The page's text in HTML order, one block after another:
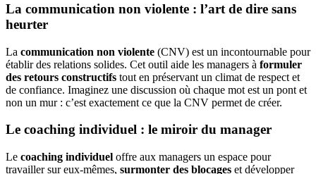
La communication non violente : l’art de dire sans
heurter
La communication non violente (CNV) est un incontournable pour
établir des relations solides. Cet outil aide les managers à formuler
des retours constructifs tout en préservant un climat de respect et
de confiance. Imaginez une discussion où chaque mot est un pont et
non un mur : c’est exactement ce que la CNV permet de créer.
Le coaching individuel : le miroir du manager
Le coaching individuel offre aux managers un espace pour
travailler sur eux-mêmes, surmonter des blocages et développer